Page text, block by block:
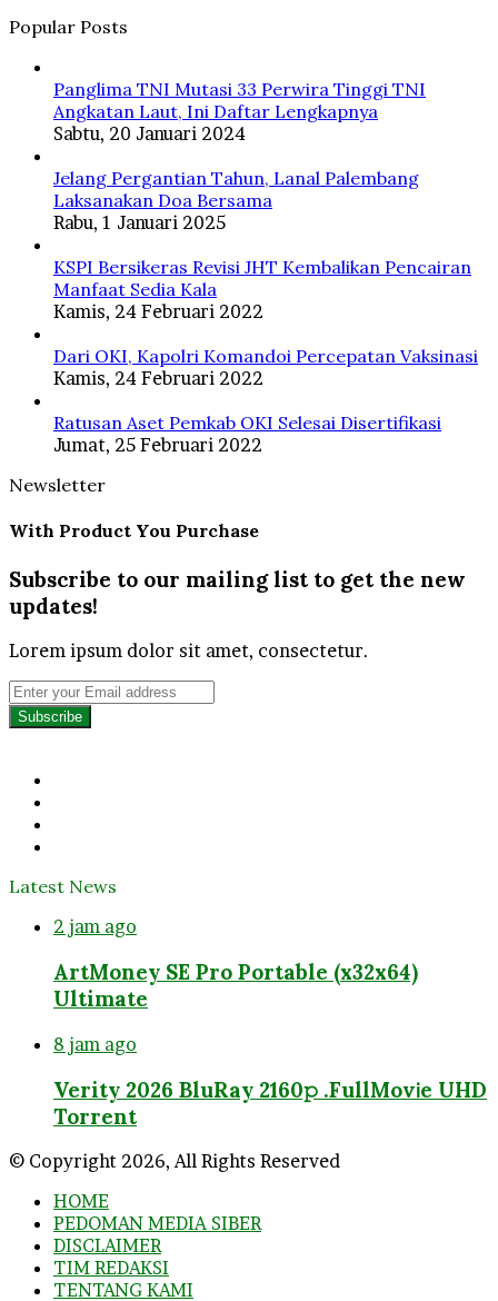
Popular Posts
Panglima TNI Mutasi 33 Perwira Tinggi TNI
Angkatan Laut, Ini Daftar Lengkapnya
Sabtu, 20 Januari 2024
Jelang Pergantian Tahun, Lanal Palembang
Laksanakan Doa Bersama
Rabu, 1 Januari 2025
KSPI Bersikeras Revisi JHT Kembalikan Pencairan
Manfaat Sedia Kala
Kamis, 24 Februari 2022
Dari OKI, Kapolri Komandoi Percepatan Vaksinasi
Kamis, 24 Februari 2022
Ratusan Aset Pemkab OKI Selesai Disertifikasi
Jumat, 25 Februari 2022
Newsletter
With Product You Purchase
Subscribe to our mailing list to get the new
updates!
Lorem ipsum dolor sit amet, consectetur.
Enter
your
Email
Latest News
2 jam ago
ArtMoney SE Pro Portable (x32x64)
Ultimate
8 jam ago
Verity 2026 BluRay 2160𝚙 .FullMov𝗂e UHD
Torrent
© Copyright 2026, All Rights Reserved
HOME
PEDOMAN MEDIA SIBER
DISCLAIMER
TIM REDAKSI
TENTANG KAMI